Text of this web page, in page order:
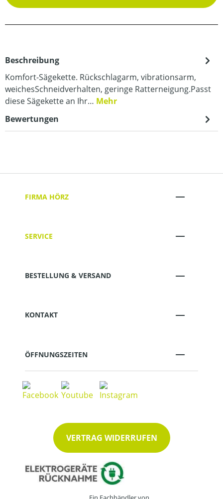
Beschreibung
Komfort-Sägekette. Rückschlagarm, vibrationsarm,
weichesSchneidverhalten, geringe Ratterneigung.Passt
diese Sägekette an Ihr… Mehr
Bewertungen
FIRMA HÖRZ
SERVICE
BESTELLUNG & VERSAND
KONTAKT
ÖFFNUNGSZEITEN
VERTRAG WIDERRUFEN